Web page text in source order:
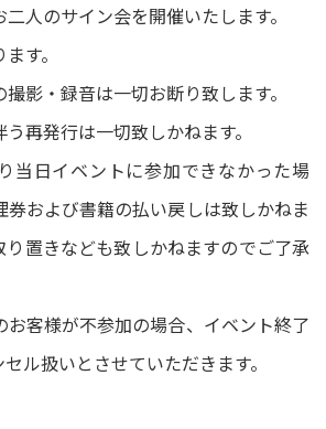
人のサイン会を開催いたします。
す。
影・録音は一切お断り致します。
再発行は一切致しかねます。
当日イベントに参加できなかった場
券および書籍の払い戻しは致しかねま
り置きなども致しかねますのでご了承
お客様が不参加の場合、イベント終了
ル扱いとさせていただきます。